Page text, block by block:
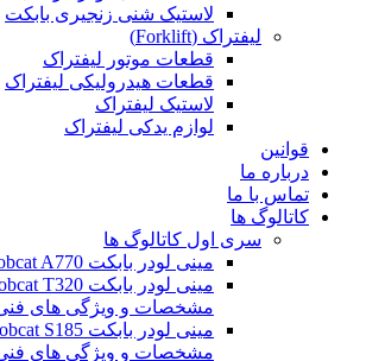
لاستیک شنی زنجیری بابکت
لیفتراک (Forklift)
قطعات موتور لیفتراک
قطعات هیدرولیکی لیفتراک
لاستیک لیفتراک
لوازم یدکی لیفتراک
قوانین
درباره ما
تماس با ما
کاتالوگ ها
سری اول کاتالوگ ها
مینی لودر بابکت Bobcat A770
مشخصات و ویژگی های
مشخصات و ویژگی های